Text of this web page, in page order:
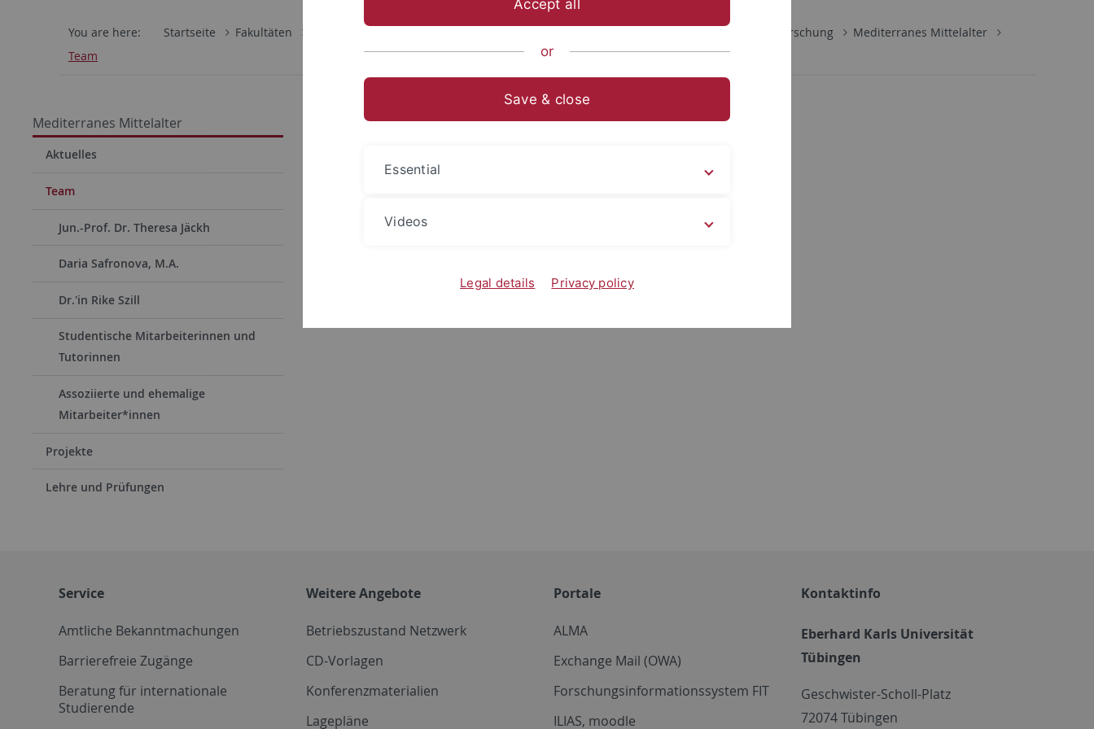
You are here: Startseite Fakultäten Forschung
Mediterranes Mittelalter
Team
Mediterranes Mittelalter
Aktuelles
Team
Jun.-Prof. Dr. Theresa Jäckh
Daria Safronova, M.A.
Dr.'in Rike Szill
Studentische Mitarbeiterinnen und
Tutorinnen
Assoziierte und ehemalige
Mitarbeiter*innen
Projekte
Lehre und Prüfungen
Service
Amtliche Bekanntmachungen
Barrierefreie Zugänge
Beratung für internationale
Studierende
Weitere Angebote
Betriebszustand Netzwerk
CD-Vorlagen
Konferenzmaterialien
Lagepläne
Portale
ALMA
Exchange Mail (OWA)
Forschungsinformationssystem FIT
ILIAS, moodle
Kontaktinfo
Eberhard Karls Universität
Tübingen
Geschwister-Scholl-Platz
72074 Tübingen
Accept all
or
Save & close
Essential
Videos
Legal details Privacy policy